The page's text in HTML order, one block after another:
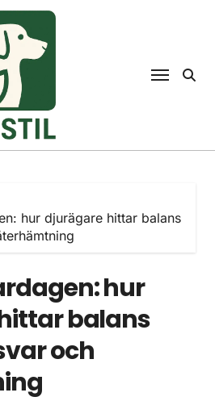
hur djurägare hittar balans
hur
balans
och